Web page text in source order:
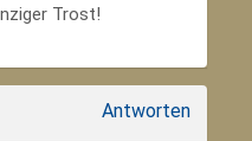
Trost!
Antworten